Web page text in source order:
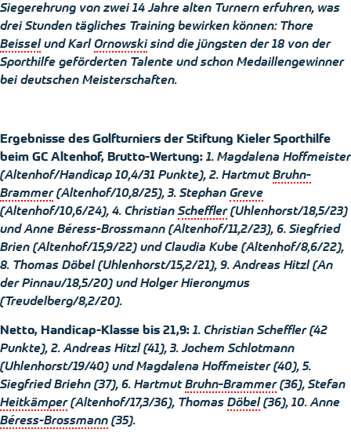
Siegerehrung von zwei 14 Jahre alten Turnern erfuhren, was
drei Stunden tägliches Training bewirken können: Thore
Beisselund KarlOrnowskisind die jüngsten der 18 von der
Sporthilfe geförderten Talente und schon Medaillengewinner
bei deutschen Meisterschaften.
Ergebnisse des Golfturniers der Stiftung Kieler Sporthilfe
beim GC Altenhof, Brutto-Wertung: 1. Magdalena Hoffmeister
(Altenhof/Handicap 10,4/31 Punkte), 2. HartmutBruhn-
Brammer(Altenhof/10,8/25), 3. Stephan Greve
(Altenhof/10,6/24), 4. Christian Scheffler(Uhlenhorst/18,5/23)
und Anne Béress-Brossmann (Altenhof/11,2/23), 6. Siegfried
Brien (Altenhof/15,9/22) und Claudia Kube (Altenhof/8,6/22),
8. Thomas Döbel(Uhlenhorst/15,2/21), 9. Andreas Hitzl(An
derPinnau/18,5/20) und Holger Hieronymus
(Treudelberg/8,2/20).
Netto, Handicap-Klasse bis 21,9: 1. Christian Scheffler(42
Punkte), 2. Andreas Hitzl(41), 3. Jochem Schlotmann
(Uhlenhorst/19/40) und Magdalena Hoffmeister(40), 5.
SiegfriedBriehn (37), 6. HartmutBruhn-Brammer(36), Stefan
Heitkämper(Altenhof/17,3/36), Thomas Döbel(36), 10. Anne
Béress-Brossmann (35).